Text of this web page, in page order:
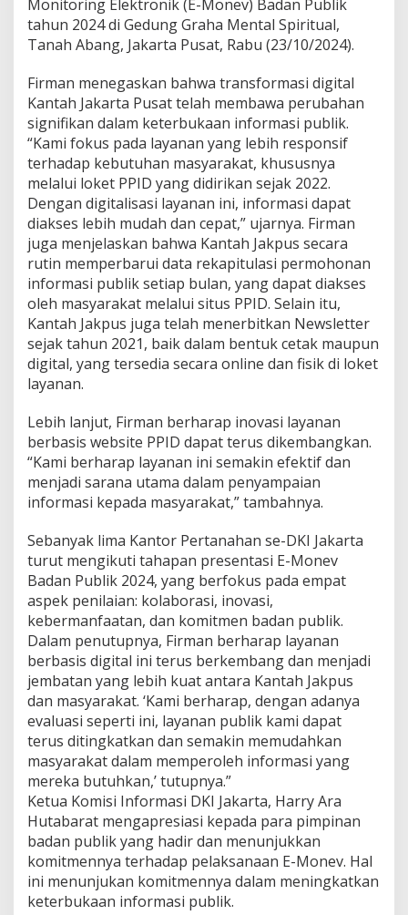
f
o
r
a
s
i
u
b
l
i
L
e
w
a
t
e
-
M
o
t
a
h
u
2
2
4
K
k
a
n
a
h
a
k
p
s
P
r
e
s
e
n
t
Monitoring Elektronik (E-Monev) Badan Publik
tahun 2024 di Gedung Graha Mental Spiritual,
Tanah Abang, Jakarta Pusat, Rabu (23/10/2024).
Firman menegaskan bahwa transformasi digital
Kantah Jakarta Pusat telah membawa perubahan
signifikan dalam keterbukaan informasi publik.
“Kami fokus pada layanan yang lebih responsif
terhadap kebutuhan masyarakat, khususnya
melalui loket PPID yang didirikan sejak 2022.
Dengan digitalisasi layanan ini, informasi dapat
diakses lebih mudah dan cepat,” ujarnya. Firman
juga menjelaskan bahwa Kantah Jakpus secara
rutin memperbarui data rekapitulasi permohonan
informasi publik setiap bulan, yang dapat diakses
oleh masyarakat melalui situs PPID. Selain itu,
Kantah Jakpus juga telah menerbitkan Newsletter
sejak tahun 2021, baik dalam bentuk cetak maupun
digital, yang tersedia secara online dan fisik di loket
layanan.
Lebih lanjut, Firman berharap inovasi layanan
berbasis website PPID dapat terus dikembangkan.
“Kami berharap layanan ini semakin efektif dan
menjadi sarana utama dalam penyampaian
informasi kepada masyarakat,” tambahnya.
Sebanyak lima Kantor Pertanahan se-DKI Jakarta
turut mengikuti tahapan presentasi E-Monev
Badan Publik 2024, yang berfokus pada empat
aspek penilaian: kolaborasi, inovasi,
kebermanfaatan, dan komitmen badan publik.
Dalam penutupnya, Firman berharap layanan
berbasis digital ini terus berkembang dan menjadi
jembatan yang lebih kuat antara Kantah Jakpus
dan masyarakat. ‘Kami berharap, dengan adanya
evaluasi seperti ini, layanan publik kami dapat
terus ditingkatkan dan semakin memudahkan
masyarakat dalam memperoleh informasi yang
mereka butuhkan,’ tutupnya.”
Ketua Komisi Informasi DKI Jakarta, Harry Ara
Hutabarat mengapresiasi kepada para pimpinan
badan publik yang hadir dan menunjukkan
komitmennya terhadap pelaksanaan E-Monev. Hal
ini menunjukan komitmennya dalam meningkatkan
keterbukaan informasi publik.